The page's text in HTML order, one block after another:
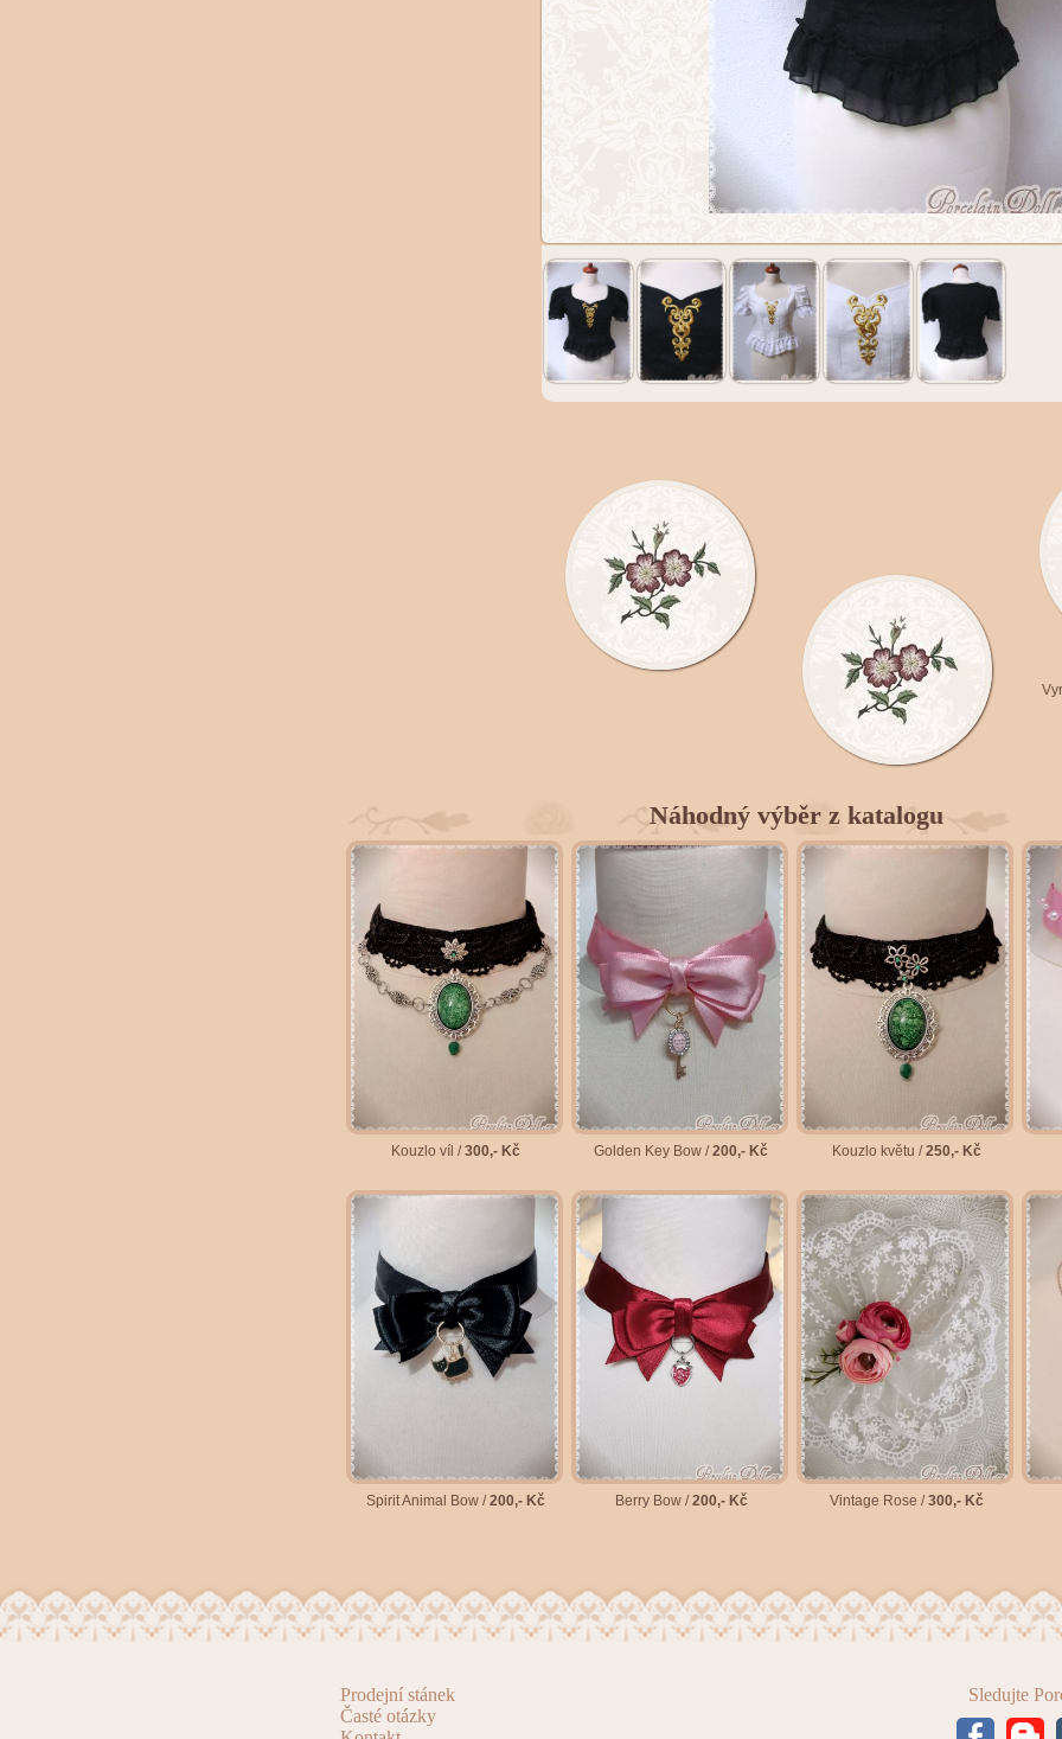
Náhodný výběr z katalogu
Kouzlo víl /300,- Kč Golden Key Bow /200,- Kč Kouzlo květu /250,- Kč
Spirit Animal Bow /200,- Kč Berry Bow /200,- Kč Vintage Rose /300,- Kč
Sledujte
Prodejní stánek
Časté otázky